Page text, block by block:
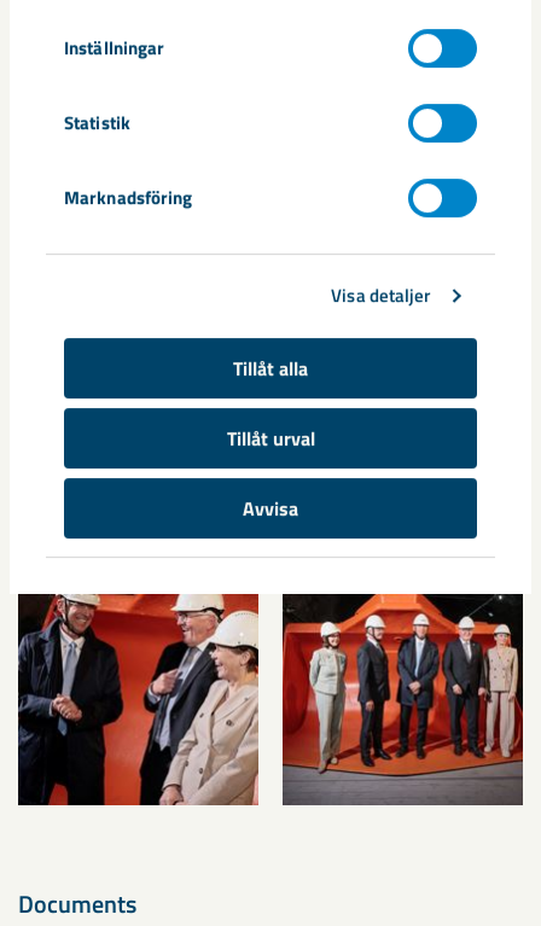
Inställningar
Statistik
Marknadsföring
Visa detaljer
Tillåt alla
Tillåt urval
Avvisa
har vi utvecklats genom unika innovationer och tekniklösningar och
drivs framåt av mer än 4 500 medarbetare i 12 länder. LKAB-
2020. www.lkab.com
Följ LKAB på sociala medier:FacebookLinkedInInstagram
Media
Documents